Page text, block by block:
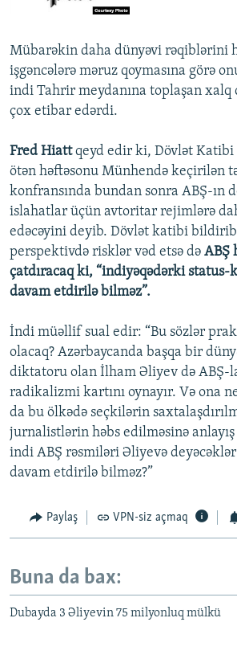
Mübarəkin daha dünyəvi rəqiblərini
işgəncələrə məruz qoymasına görə
indi Tahrir meydanına toplaşan xalq
çox etibar edərdi.
Fred Hiattqeyd edir ki, Dövlət Katibi
ötən həftəsonu Münhendə keçirilən
konfransında bundan sonra ABŞ-ın
islahatlar üçün avtoritar rejimlərə
edəcəyini deyib. Dövlət katibi bildirib
perspektivdə risklər vəd etsə də ABŞ
çatdıracaq ki, “indiyəqədərki status-
davam etdirilə bilməz”.
İndi müəllif sual edir: “Bu sözlər
olacaq? Azərbaycanda başqa bir
diktatoru olan İlham Əliyev də ABŞ-
radikalizmi kartını oynayır. Və ona
da bu ölkədə seçkilərin
jurnalistlərin həbs edilməsinə
indi ABŞ rəsmiləri Əliyevə
davam etdirilə bilməz?”
Paylaş VPN-siz açmaq
Buna da bax:
Dubayda 3 Əliyevin 75 milyonluq mülkü